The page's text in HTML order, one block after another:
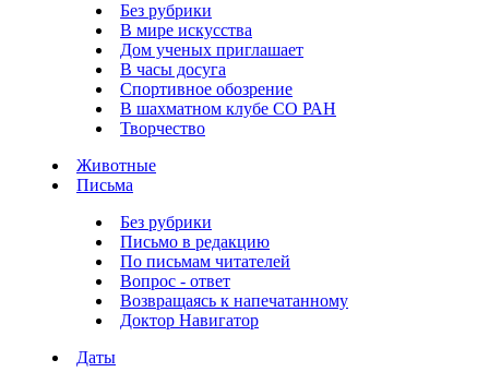
Без рубрики
В мире искусства
Дом ученых приглашает
В часы досуга
Спортивное обозрение
В шахматном клубе СО РАН
Творчество
Животные
Письма
Без рубрики
Письмо в редакцию
По письмам читателей
Вопрос - ответ
Возвращаясь к напечатанному
Доктор Навигатор
Даты